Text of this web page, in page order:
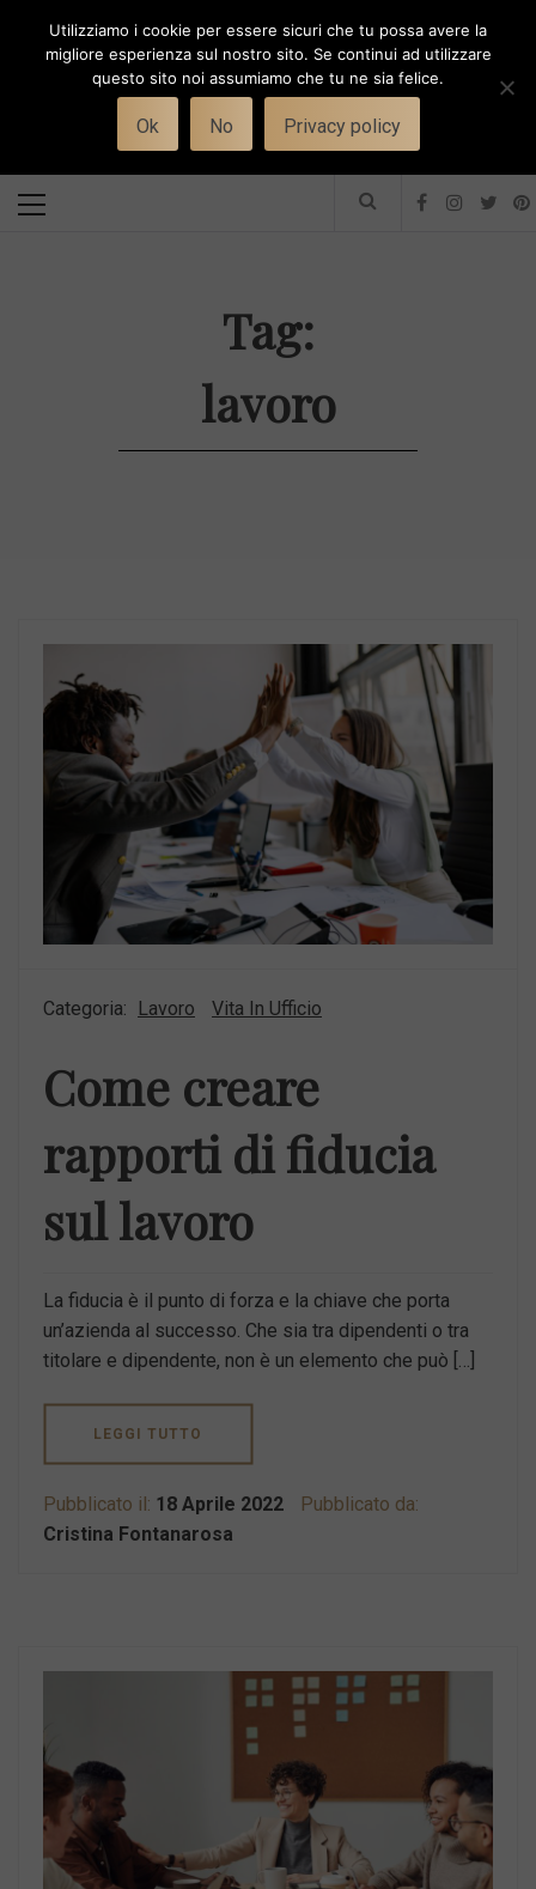
Toggle
WORK-WIFE
Il magazine per le donne che lavorano
Menu
Tag:
lavoro
Categoria: Lavoro Vita In Ufficio
Come creare
rapporti di fiducia
sul lavoro
La fiducia è il punto di forza e la chiave che porta
un’azienda al successo. Che sia tra dipendenti o tra
titolare e dipendente, non è un elemento che può […]
LEGGI TUTTO
Pubblicato il: 18 Aprile 2022
Pubblicato da:
Cristina Fontanarosa
Utilizziamo i cookie per essere sicuri che tu possa avere la
migliore esperienza sul nostro sito. Se continui ad utilizzare
questo sito noi assumiamo che tu ne sia felice.
Ok No Privacy policy